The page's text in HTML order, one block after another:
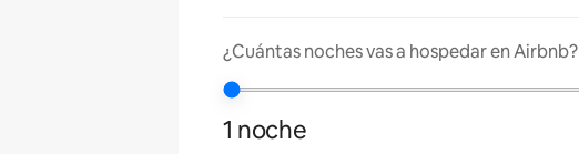
¿Cuántas noches vas a hospedar en Airbnb?
1 noche